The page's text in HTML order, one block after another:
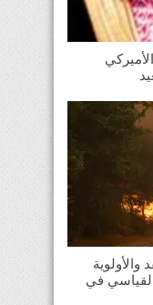
والأولوية
القياسي في